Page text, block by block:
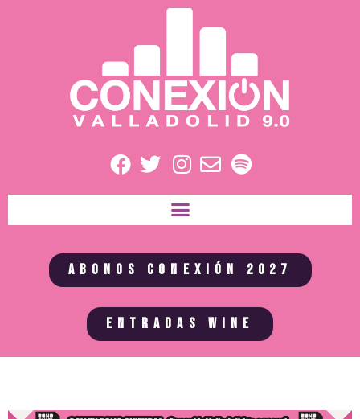
ABONOS CONEXIÓN 2027
ENTRADAS WINE